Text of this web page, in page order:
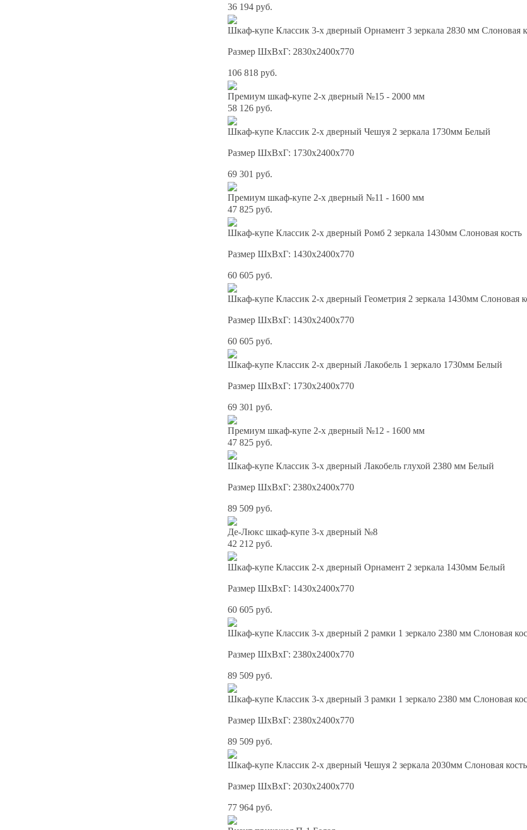
36 194 руб.
Шкаф-купе Классик 3-х дверный Орнамент 3 зеркала 2830 мм Слоновая
Размер ШхВхГ: 2830х2400х770
106 818 руб.
Премиум шкаф-купе 2-х дверный №15 - 2000 мм
58 126 руб.
Шкаф-купе Классик 2-х дверный Чешуя 2 зеркала 1730мм Белый
Размер ШхВхГ: 1730х2400х770
69 301 руб.
Премиум шкаф-купе 2-х дверный №11 - 1600 мм
47 825 руб.
Шкаф-купе Классик 2-х дверный Ромб 2 зеркала 1430мм Слоновая кость
Размер ШхВхГ: 1430х2400х770
60 605 руб.
Шкаф-купе Классик 2-х дверный Геометрия 2 зеркала 1430мм Слоновая
Размер ШхВхГ: 1430х2400х770
60 605 руб.
Шкаф-купе Классик 2-х дверный Лакобель 1 зеркало 1730мм Белый
Размер ШхВхГ: 1730х2400х770
69 301 руб.
Премиум шкаф-купе 2-х дверный №12 - 1600 мм
47 825 руб.
Шкаф-купе Классик 3-х дверный Лакобель глухой 2380 мм Белый
Размер ШхВхГ: 2380х2400х770
89 509 руб.
Де-Люкс шкаф-купе 3-х дверный №8
42 212 руб.
Шкаф-купе Классик 2-х дверный Орнамент 2 зеркала 1430мм Белый
Размер ШхВхГ: 1430х2400х770
60 605 руб.
Шкаф-купе Классик 3-х дверный 2 рамки 1 зеркало 2380 мм Слоновая
Размер ШхВхГ: 2380х2400х770
89 509 руб.
Шкаф-купе Классик 3-х дверный 3 рамки 1 зеркало 2380 мм Слоновая
Размер ШхВхГ: 2380х2400х770
89 509 руб.
Шкаф-купе Классик 2-х дверный Чешуя 2 зеркала 2030мм Слоновая кость
Размер ШхВхГ: 2030х2400х770
77 964 руб.